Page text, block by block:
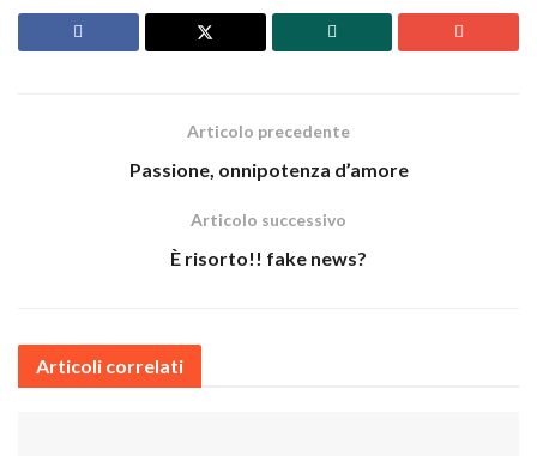
Articolo precedente
Passione, onnipotenza d’amore
Articolo successivo
È risorto!! fake news?
Articoli correlati